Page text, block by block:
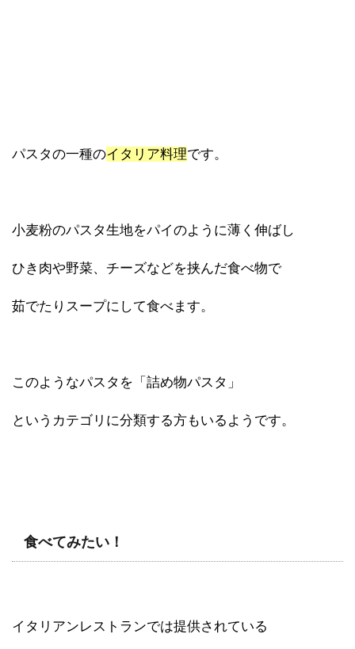
パスタの一種のイタリア料理です。
小麦粉のパスタ生地をパイのように薄く伸ばし
ひき肉や野菜、チーズなどを挟んだ食べ物で
茹でたりスープにして食べます。
このようなパスタを「詰め物パスタ」
というカテゴリに分類する方もいるようです。
食べてみたい！
イタリアンレストランでは提供されている